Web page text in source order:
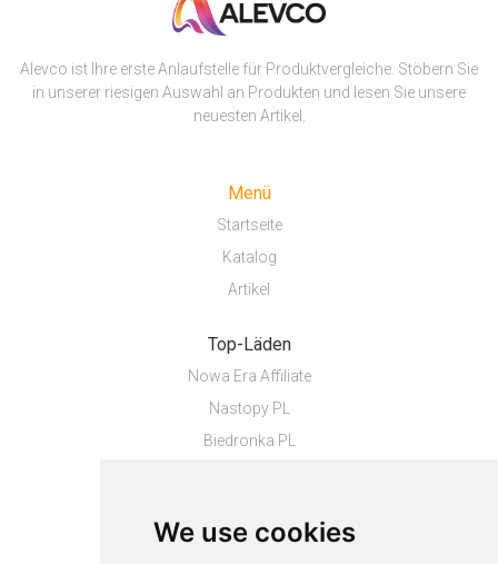
We use cookies
Alevco ist Ihre erste Anlaufstelle für Produktvergleiche. Stöbern Sie
in unserer riesigen Auswahl an Produkten und lesen Sie unsere
neuesten Artikel.
Menü
Startseite
Katalog
Artikel
Top-Läden
Nowa Era Affiliate
Nastopy PL
Biedronka PL
Zakostki trekking...